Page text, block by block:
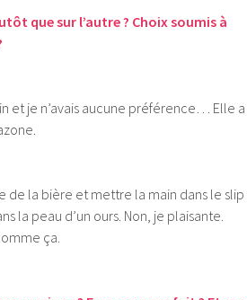
que sur l’autre ? Choix soumis à
et je n’avais aucune préférence… Elle a
de la bière et mettre la main dans le slip
la peau d’un ours. Non, je plaisante.
ça.